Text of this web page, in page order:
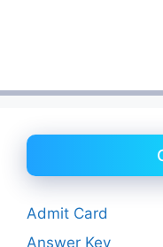
Admit Card
Answer Key